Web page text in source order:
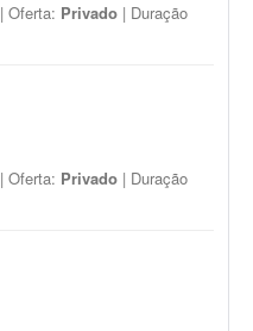
| Oferta: Privado | Duração
| Oferta: Privado | Duração